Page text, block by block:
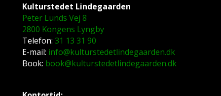
Kulturstedet Lindegaarden
Peter Lunds Vej 8
2800 Kongens Lyngby
Telefon: 31 13 31 90
E-mail: info@kulturstedetlindegaarden.dk
Book: book@kulturstedetlindegaarden.dk